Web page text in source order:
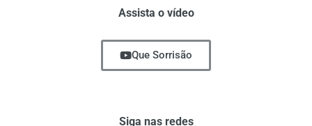
Assista o vídeo
Que Sorrisão
Siga nas redes